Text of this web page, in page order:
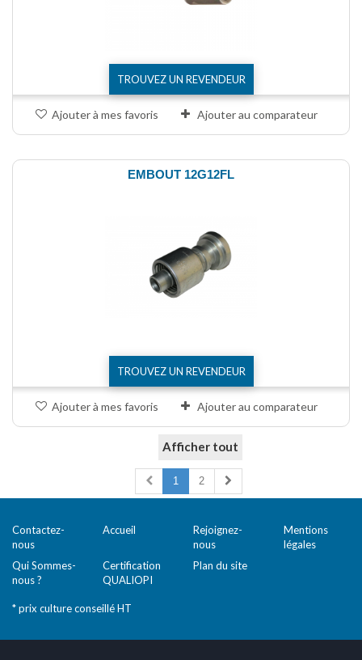
TROUVEZ UN REVENDEUR
Ajouter à mes favoris Ajouter au comparateur
EMBOUT 12G12FL
TROUVEZ UN REVENDEUR
Ajouter à mes favoris Ajouter au comparateur
Afficher tout
1 2
Contactez-
nous
Accueil
Rejoignez-
nous
Mentions
légales
Qui Sommes-
nous ?
Certification
QUALIOPI
Plan du site
* prix culture conseillé HT